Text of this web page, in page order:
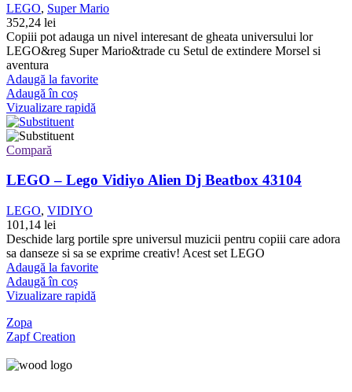
LEGO, Super Mario
352,24 lei
Copiii pot adauga un nivel interesant de gheata universului lor
LEGO&reg Super Mario&trade cu Setul de extindere Morsel si
aventura
Adaugă la favorite
Adaugă în coș
Vizualizare rapidă
Compară
LEGO – Lego Vidiyo Alien Dj Beatbox 43104
LEGO, VIDIYO
101,14 lei
Deschide larg portile spre universul muzicii pentru copiii care adora
sa danseze si sa se exprime creativ! Acest set LEGO
Adaugă la favorite
Adaugă în coș
Vizualizare rapidă
Zopa
Zapf Creation